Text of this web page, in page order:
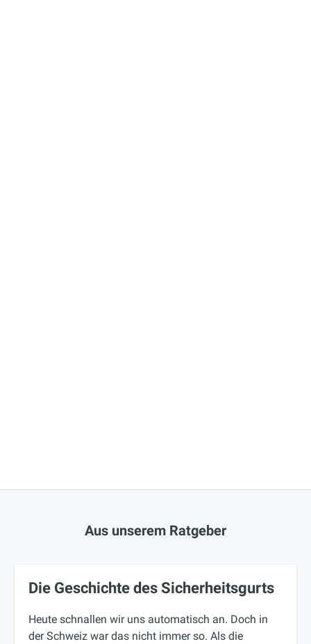
Aus unserem Ratgeber
Die Geschichte des Sicherheitsgurts
Heute schnallen wir uns automatisch an. Doch in
der Schweiz war das nicht immer so. Als die